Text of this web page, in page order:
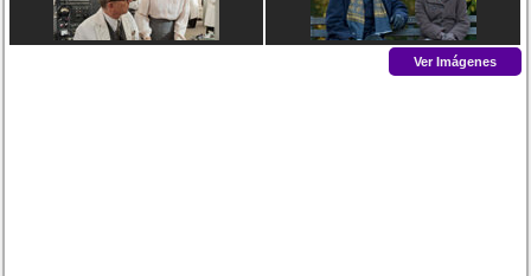
Ver Imágenes